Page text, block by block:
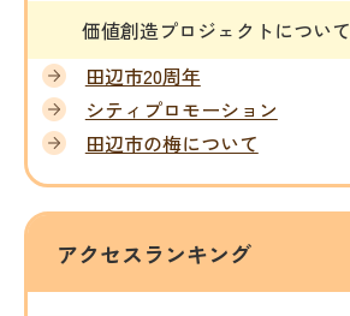
価値創造プロジェクトについて
田辺市20周年
シティプロモーション
田辺市の梅について
アクセスランキング